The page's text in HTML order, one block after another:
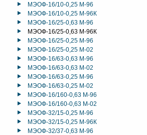
МЭОФ-16/10-0,25 М-96
МЭОФ-16/10-0,25 М-96К
МЭОФ-16/25-0,63 М-96
МЭОФ-16/25-0,63 М-96К
МЭОФ-16/25-0,25 М-96
МЭОФ-16/25-0,25 М-02
МЭОФ-16/63-0,63 М-96
МЭОФ-16/63-0,63 М-02
МЭОФ-16/63-0,25 М-96
МЭОФ-16/63-0,25 М-02
МЭОФ-16/160-0,63 М-96
МЭОФ-16/160-0,63 М-02
МЭОФ-32/15-0,25 М-96
МЭОФ-32/15-0,25 М-96К
МЭОФ-32/37-0,63 М-96